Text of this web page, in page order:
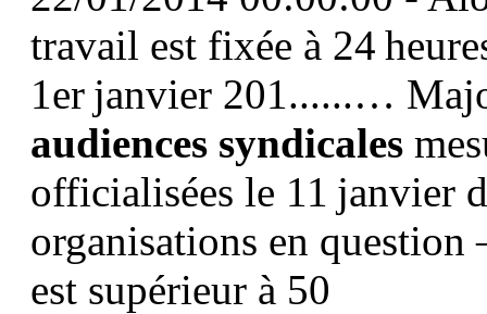
travail est fixée à 24
1er janvier 201......…
audiences syndicales
officialisées le 11 janvier
organisations en
est supérieur à 50